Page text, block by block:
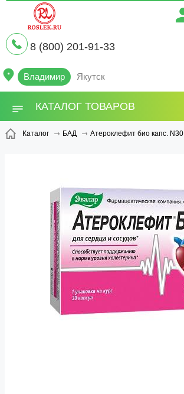
8 (800) 201-91-33
Владимир Якутск
КАТАЛОГ ТОВАРОВ
Каталог БАД Атероклефит био капс. N30